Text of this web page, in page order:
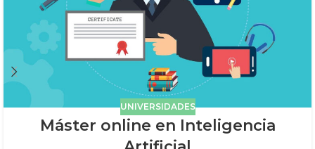
UNIVERSIDADES
Máster online en Inteligencia